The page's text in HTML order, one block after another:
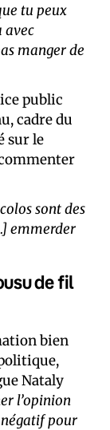
tu peux
avec
manger de
public
cadre du
sur le
sont des
emmerder
de fil
bien
Nataly
l’opinion
pour